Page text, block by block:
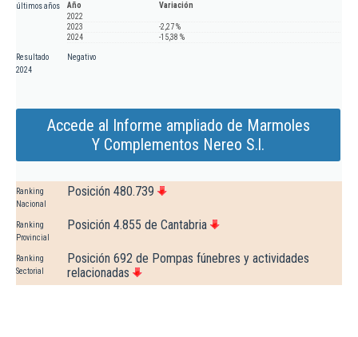
últimos años
Año
Variación
2022
2023
-2,27 %
2024
-15,38 %
Resultado
2024
Negativo
Accede al Informe ampliado de Marmoles
Y Complementos Nereo S.l.
Ranking
Nacional
Posición 480.739
Ranking
Provincial
Posición 4.855 de Cantabria
Ranking
Sectorial
Posición 692 de Pompas fúnebres y actividades
relacionadas